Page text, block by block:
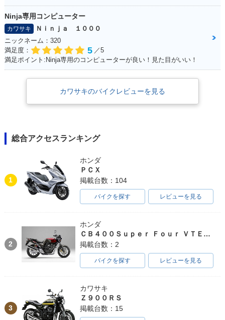
Ninja専用コンピューター
カワサキ
Ｎｉｎｊａ １０００
ニックネーム：320
満足度：
5 ／5
満足ポイント:Ninja専用のコンピューターが良い！見た目がいい！
カワサキのバイクレビューを見る
総合アクセスランキング
1
ホンダ
ＰＣＸ
掲載台数：104
バイクを探す レビューを見る
2
ホンダ
ＣＢ４００Ｓｕｐｅｒ Ｆｏｕｒ ＶＴＥＣ ＳＰＥＣ３
掲載台数：2
バイクを探す レビューを見る
3
カワサキ
Ｚ９００ＲＳ
掲載台数：15